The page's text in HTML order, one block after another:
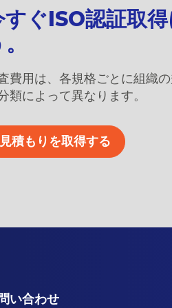
すぐISO認証取
費用は、各規格ごとに組織
類によって異なります。
見積もりを取得する
い合わせ